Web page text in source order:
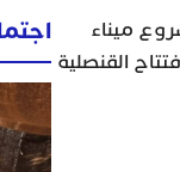
ميناء
من أشغاله مع نهاية سنة 2027، و قرب افتتاح القنصلية